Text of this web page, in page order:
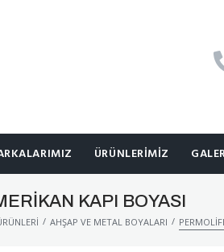
ÜRÜNLERIMIZ
KAPI BOYASI
/ AHŞAP VE METAL BOYALARI /